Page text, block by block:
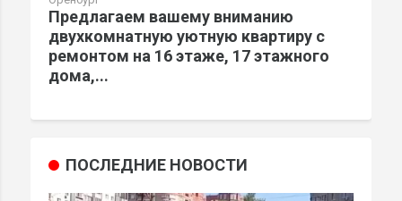
Предлагаем вашему вниманию
двухкомнатную уютную квартиру с
ремонтом на 16 этаже, 17 этажного
дома,...
ПОСЛЕДНИЕ НОВОСТИ